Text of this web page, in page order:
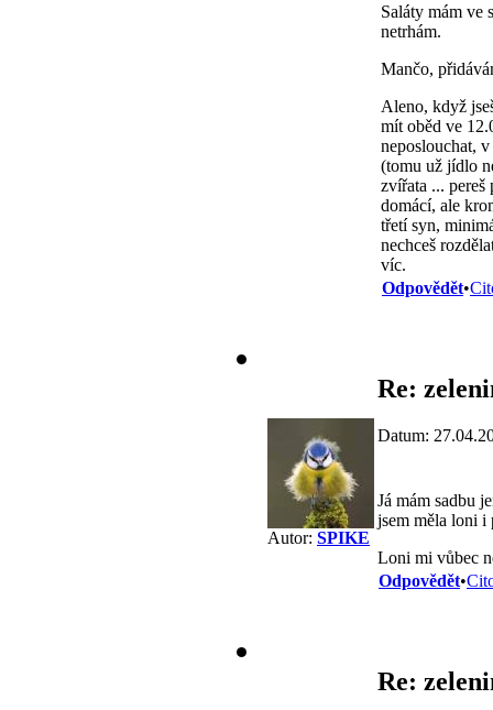
Saláty mám ve
netrhám.
Mančo,
Aleno, když
mít oběd ve
neposlouchat,
(tomu už jídlo
zvířata ... pereš
domácí, ale
třetí syn,
nechceš
víc.
Odpovědět•
Autor: SPIKE
Re:
Datum:
Já mám sadbu
jsem měla loni i
Loni mi vůbec
Odpovědět•
Re: